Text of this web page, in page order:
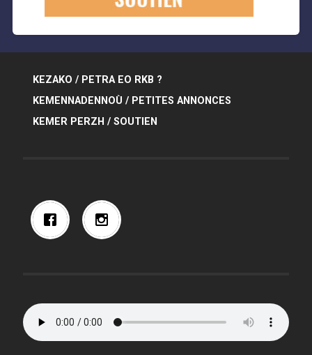
KEZAKO / PETRA EO RKB ?
KEMENNADENNOÙ / PETITES ANNONCES
KEMER PERZH / SOUTIEN